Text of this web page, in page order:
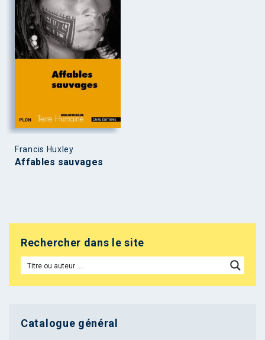
Francis Huxley
Affables sauvages
Rechercher dans le site
Catalogue général